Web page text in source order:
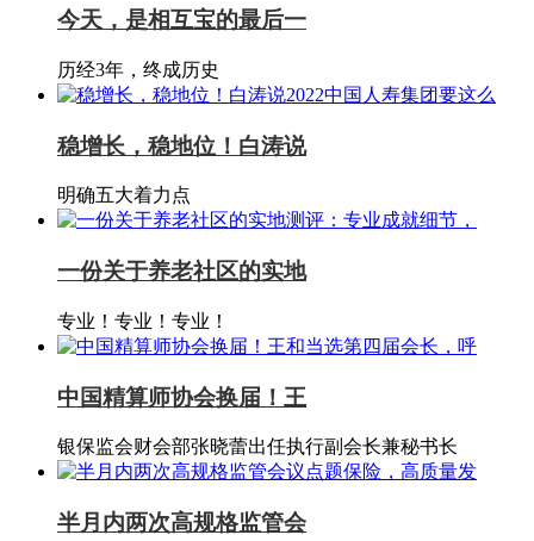
今天，是相互宝的最后一
历经3年，终成历史
稳增长，稳地位！白涛说
明确五大着力点
一份关于养老社区的实地
专业！专业！专业！
中国精算师协会换届！王
银保监会财会部张晓蕾出任执行副会长兼秘书长
半月内两次高规格监管会